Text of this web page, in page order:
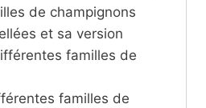
de champignons
et sa version
familles de
familles de